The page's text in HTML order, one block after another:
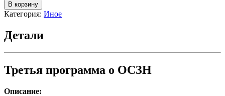
Третья
программа
ОСЗН
В корзину
Категория: Иное
Детали
Третья программа о ОСЗН
Описание: